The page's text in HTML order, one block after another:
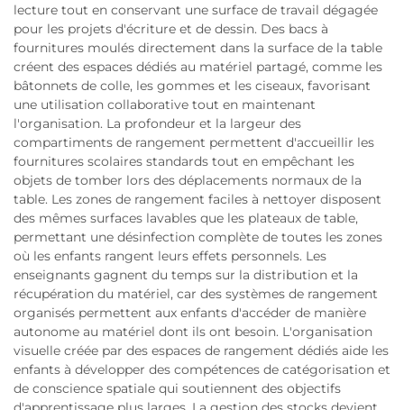
lecture tout en conservant une surface de travail dégagée
pour les projets d'écriture et de dessin. Des bacs à
fournitures moulés directement dans la surface de la table
créent des espaces dédiés au matériel partagé, comme les
bâtonnets de colle, les gommes et les ciseaux, favorisant
une utilisation collaborative tout en maintenant
l'organisation. La profondeur et la largeur des
compartiments de rangement permettent d'accueillir les
fournitures scolaires standards tout en empêchant les
objets de tomber lors des déplacements normaux de la
table. Les zones de rangement faciles à nettoyer disposent
des mêmes surfaces lavables que les plateaux de table,
permettant une désinfection complète de toutes les zones
où les enfants rangent leurs effets personnels. Les
enseignants gagnent du temps sur la distribution et la
récupération du matériel, car des systèmes de rangement
organisés permettent aux enfants d'accéder de manière
autonome au matériel dont ils ont besoin. L'organisation
visuelle créée par des espaces de rangement dédiés aide les
enfants à développer des compétences de catégorisation et
de conscience spatiale qui soutiennent des objectifs